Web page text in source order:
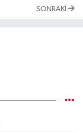
SONRAKI